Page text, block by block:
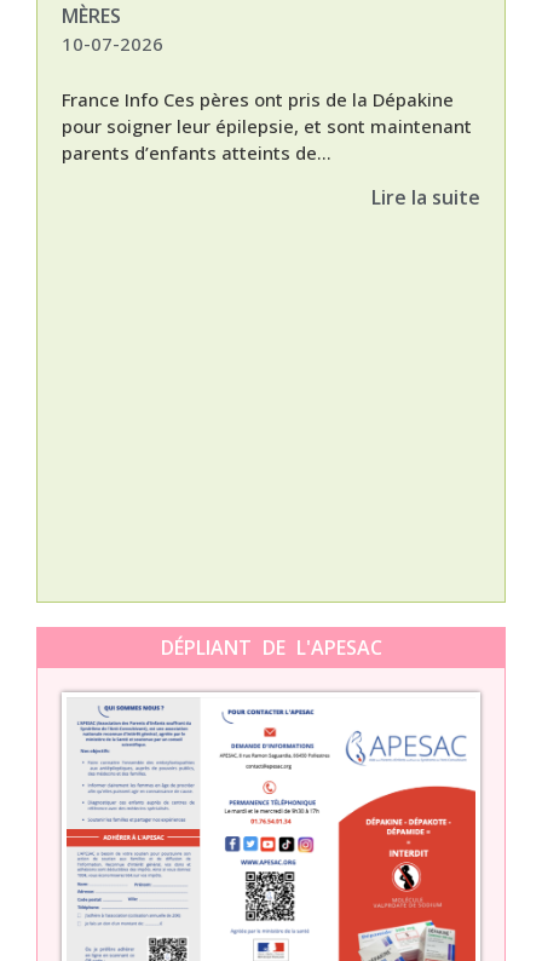
MÈRES
10-07-2026
France Info Ces pères ont pris de la Dépakine
pour soigner leur épilepsie, et sont maintenant
parents d’enfants atteints de...
Lire la suite
DÉPLIANT DE L'APESAC